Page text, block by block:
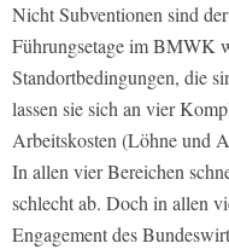
Nicht Subventionen sind
Führungsetage im BMWK
Standortbedingungen, die
lassen sie sich an vier
Arbeitskosten (Löhne und
In allen vier Bereichen
schlecht ab. Doch in allen
Engagement des